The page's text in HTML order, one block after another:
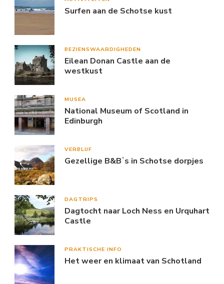
Surfen aan de Schotse kust
BEZIENSWAARDIGHEDEN
Eilean Donan Castle aan de
westkust
MUSEA
National Museum of Scotland in
Edinburgh
VERBLIJF
Gezellige B&Bʼs in Schotse dorpjes
DAGTRIPS
Dagtocht naar Loch Ness en Urquhart
Castle
PRAKTISCHE INFO
Het weer en klimaat van Schotland